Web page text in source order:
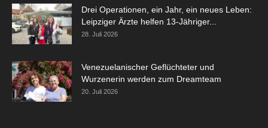
Drei Operationen, ein Jahr, ein neues Leben:
Leipziger Ärzte helfen 13-Jähriger...
28. Juli 2026
Venezuelanischer Geflüchteter und
Wurzenerin werden zum Dreamteam
20. Juli 2026